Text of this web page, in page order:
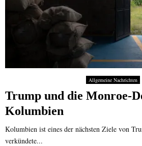
Allgemeine Nachrichten
Trump und die Monroe-
Kolumbien
Kolumbien ist eines der nächsten Ziele von
verkündete...